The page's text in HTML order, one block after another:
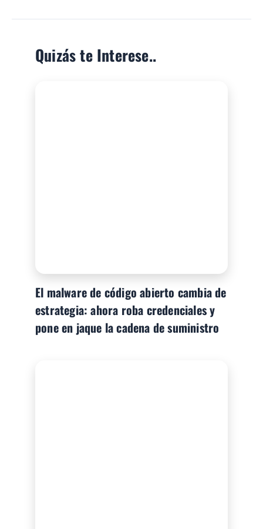
Quizás te Interese..
El malware de código abierto cambia de
estrategia: ahora roba credenciales y
pone en jaque la cadena de suministro